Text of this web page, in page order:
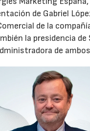
de Gabriel
de la
la presidencia de
de